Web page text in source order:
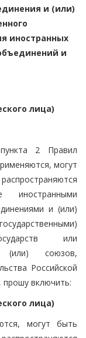
и (или)
иностранных
и
лица)
2 Правил
могут
иностранными
и (или)
или
(или) союзов,
Российской
прошу включить:
лица)
могут быть